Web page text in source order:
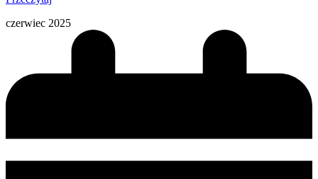
czerwiec 2025